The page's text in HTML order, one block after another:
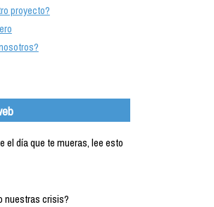
proyecto?
el día que te mueras, lee esto
nuestras crisis?